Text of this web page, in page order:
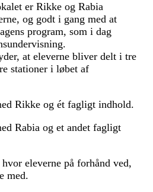
er Rikke og Rabia
og godt i gang med at
program, som i dag
at eleverne bliver delt i tre
stationer i løbet af
Rikke og ét fagligt indhold.
Rabia og et andet fagligt
eleverne på forhånd ved,
med.